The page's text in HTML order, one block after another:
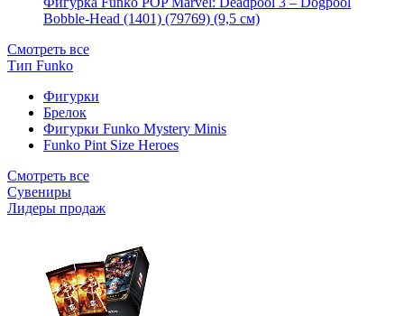
Bobble-Head (1401) (79769) (9,5 см)
Смотреть все
Тип Funko
Фигурки
Брелок
Фигурки Funko Mystery Minis
Funko Pint Size Heroes
Смотреть все
Сувениры
Лидеры продаж